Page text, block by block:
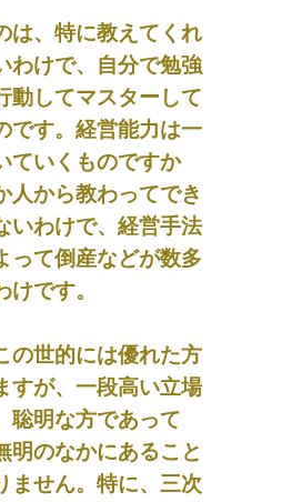
は、特に教えてくれ
わけで、自分で勉強
動してマスターして
です。経営能力は一
ていくものですか
人から教わってでき
いわけで、経営手法
って倒産などが数多
けです。
の世的には優れた方
すが、一段高い立場
聡明な方であって
明のなかにあること
ません。特に、三次